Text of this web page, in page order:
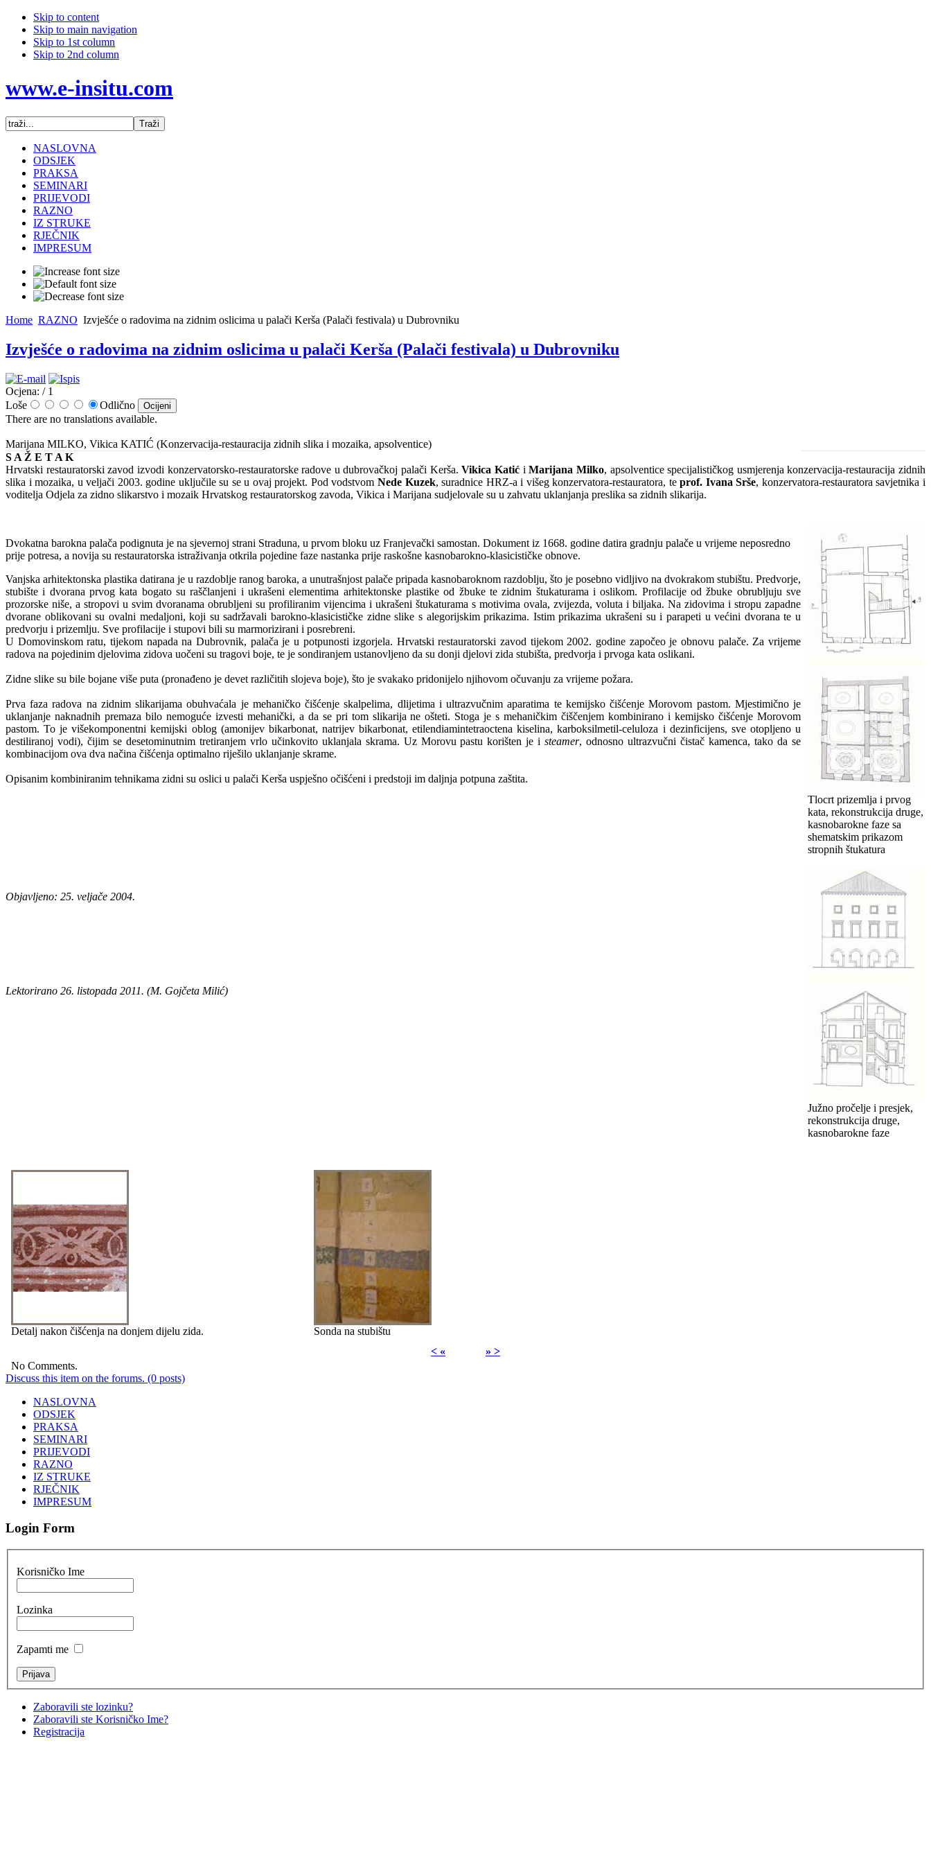
Skip to content
Skip to main navigation
Skip to 1st column
Skip to 2nd column
www.e-insitu.com
NASLOVNA
ODSJEK
PRAKSA
SEMINARI
PRIJEVODI
RAZNO
IZ STRUKE
RJEČNIK
IMPRESUM
Home RAZNO Izvješće o radovima na zidnim oslicima u palači Kerša (Palači festivala) u Dubrovniku
Izvješće o radovima na zidnim oslicima u palači Kerša (Palači festivala) u Dubrovniku
Ocjena: / 1
Loše
Odlično
There are no translations available.
Marijana MILKO, Vikica KATIĆ (Konzervacija-restauracija zidnih slika i mozaika, apsolventice)
S A Ž E T A K
Hrvatski restauratorski zavod izvodi konzervatorsko-restauratorske radove u dubrovačkoj palači Kerša.Vikica KatićiMarijana Milko, apsolventice specijalističkog usmjerenja konzervacija-restauracija zidnih
slika i mozaika, u veljači 2003. godine uključile su se u ovaj projekt. Pod vodstvomNede Kuzek, suradnice HRZ-a i višeg konzervatora-restauratora, teprof. Ivana Srše, konzervatora-restauratora savjetnika i
voditelja Odjela za zidno slikarstvo i mozaik Hrvatskog restauratorskog zavoda, Vikica i Marijana sudjelovale su u zahvatu uklanjanja preslika sa zidnih slikarija.
Dvokatna barokna palača podignuta je na sjevernoj strani Straduna, u prvom bloku uz Franjevački samostan. Dokument iz 1668. godine datira gradnju palače u vrijeme neposredno
prije potresa, a novija su restauratorska istraživanja otkrila pojedine faze nastanka prije raskošne kasnobarokno-klasicističke obnove.
Vanjska arhitektonska plastika datirana je u razdoblje ranog baroka, a unutrašnjost palače pripada kasnobaroknom razdoblju, što je posebno vidljivo na dvokrakom stubištu. Predvorje,
stubište i dvorana prvog kata bogato su raščlanjeni i ukrašeni elementima arhitektonske plastike od žbuke te zidnim štukaturama i oslikom. Profilacije od žbuke obrubljuju sve
prozorske niše, a stropovi u svim dvoranama obrubljeni su profiliranim vijencima i ukrašeni štukaturama s motivima ovala, zvijezda, voluta i biljaka. Na zidovima i stropu zapadne
dvorane oblikovani su ovalni medaljoni, koji su sadržavali barokno-klasicističke zidne slike s alegorijskim prikazima. Istim prikazima ukrašeni su i parapeti u većini dvorana te u
predvorju i prizemlju. Sve profilacije i stupovi bili su marmorizirani i posrebreni.
U Domovinskom ratu, tijekom napada na Dubrovnik, palača je u potpunosti izgorjela. Hrvatski restauratorski zavod tijekom 2002. godine započeo je obnovu palače. Za vrijeme
radova na pojedinim djelovima zidova uočeni su tragovi boje, te je sondiranjem ustanovljeno da su donji djelovi zida stubišta, predvorja i prvoga kata oslikani.
Zidne slike su bile bojane više puta (pronađeno je devet različitih slojeva boje), što je svakako pridonijelo njihovom očuvanju za vrijeme požara.
Prva faza radova na zidnim slikarijama obuhvaćala je mehaničko čišćenje skalpelima, dlijetima i ultrazvučnim aparatima te kemijsko čišćenje Morovom pastom. Mjestimično je
uklanjanje naknadnih premaza bilo nemoguće izvesti mehanički, a da se pri tom slikarija ne ošteti. Stoga je s mehaničkim čiščenjem kombinirano i kemijsko čišćenje Morovom
pastom. To je višekomponentni kemijski oblog (amonijev bikarbonat, natrijev bikarbonat, etilendiamintetraoctena kiselina, karboksilmetil-celuloza i dezinficijens, sve otopljeno u
destiliranoj vodi), čijim se desetominutnim tretiranjem vrlo učinkovito uklanjala skrama. Uz Morovu pastu korišten je isteamer, odnosno ultrazvučni čistač kamenca, tako da se
kombinacijom ova dva načina čišćenja optimalno riješilo uklanjanje skrame.
Opisanim kombiniranim tehnikama zidni su oslici u palači Kerša uspješno očišćeni i predstoji im daljnja potpuna zaštita.
Objavljeno: 25. veljače 2004.
Lektorirano 26. listopada 2011. (M. Gojčeta Milić)
Tlocrt prizemlja i prvog
kata, rekonstrukcija druge,
kasnobarokne faze sa
shematskim prikazom
stropnih štukatura
Južno pročelje i presjek,
rekonstrukcija druge,
kasnobarokne faze
Detalj nakon čišćenja na donjem dijelu zida.
Sonda na stubištu
< «
» >
No Comments.
Discuss this item on the forums. (0 posts)
NASLOVNA
ODSJEK
PRAKSA
SEMINARI
PRIJEVODI
RAZNO
IZ STRUKE
RJEČNIK
IMPRESUM
Login Form
Korisničko Ime
Lozinka
Zapamti me
Zaboravili ste lozinku?
Zaboravili ste Korisničko Ime?
Registracija